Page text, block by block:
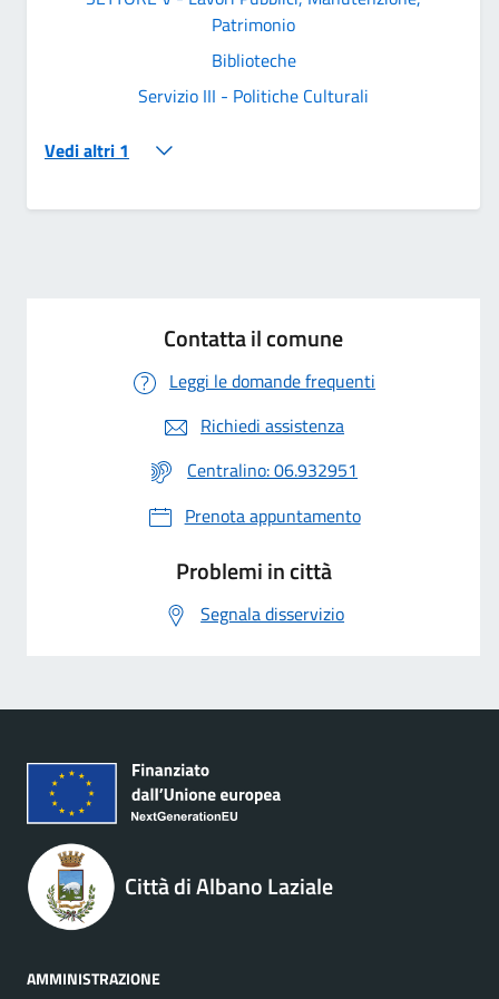
Patrimonio
Biblioteche
Servizio III - Politiche Culturali
Vedi altri 1
Contatta il comune
Leggi le domande frequenti
Richiedi assistenza
Centralino: 06.932951
Prenota appuntamento
Problemi in città
Segnala disservizio
Città di Albano Laziale
AMMINISTRAZIONE